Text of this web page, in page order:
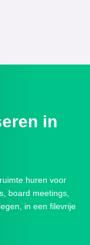
in
huren voor
board meetings,
in een filevrije